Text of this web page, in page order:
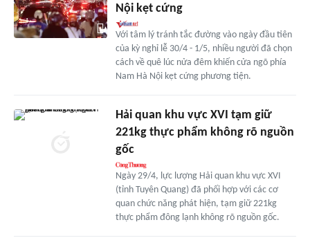
Nội kẹt cứng
Với tâm lý tránh tắc đường vào ngày đầu tiên
của kỳ nghỉ lễ 30/4 - 1/5, nhiều người đã chọn
cách về quê lúc nửa đêm khiến cửa ngõ phía
Nam Hà Nội kẹt cứng phương tiện.
Hải quan khu vực XVI tạm giữ
221kg thực phẩm không rõ nguồn
gốc
Ngày 29/4, lực lượng Hải quan khu vực XVI
(tỉnh Tuyên Quang) đã phối hợp với các cơ
quan chức năng phát hiện, tạm giữ 221kg
thực phẩm đông lạnh không rõ nguồn gốc.